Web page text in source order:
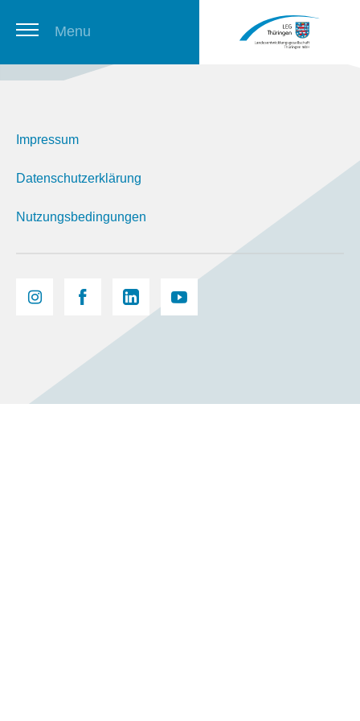
Menu
Newsletter
Impressum
Datenschutzerklärung
Nutzungsbedingungen